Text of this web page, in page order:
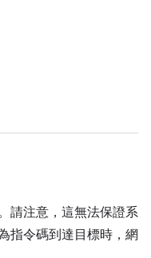
請注意，這無法保證系
指令碼到達目標時，網